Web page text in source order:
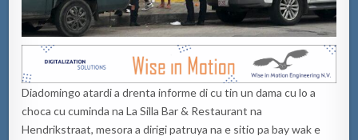
Diadomingo atardi a drenta informe di cu tin un dama cu lo a
choca cu cuminda na La Silla Bar & Restaurant na
Hendrikstraat, mesora a dirigi patruya na e sitio pa bay wak e